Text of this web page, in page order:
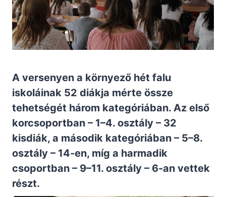
A versenyen a környező hét falu
iskoláinak 52 diákja mérte össze
tehetségét három kategóriában. Az első
korcsoportban – 1–4. osztály – 32
kisdiák, a második kategóriában – 5–8.
osztály – 14-en, míg a harmadik
csoportban – 9–11. osztály – 6-an vettek
részt.